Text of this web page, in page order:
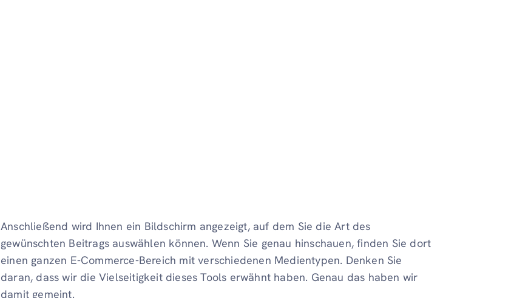
Anschließend wird Ihnen ein Bildschirm angezeigt, auf dem Sie die Art des
gewünschten Beitrags auswählen können. Wenn Sie genau hinschauen, finden Sie dort
einen ganzen E-Commerce-Bereich mit verschiedenen Medientypen. Denken Sie
daran, dass wir die Vielseitigkeit dieses Tools erwähnt haben. Genau das haben wir
damit gemeint.